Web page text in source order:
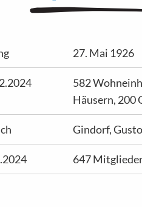
27. Mai 1926
582
Häusern, 200
Gindorf,
647